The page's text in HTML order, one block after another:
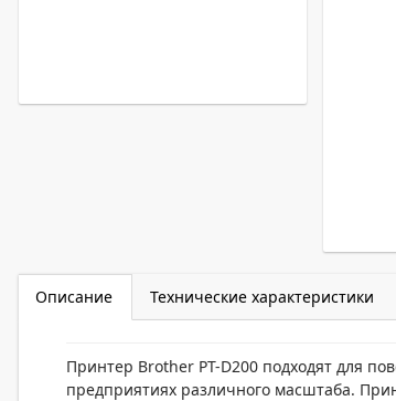
Описание Технические характеристики
Принтер Brother PT-D200 подходят для
предприятиях различного масштаба.